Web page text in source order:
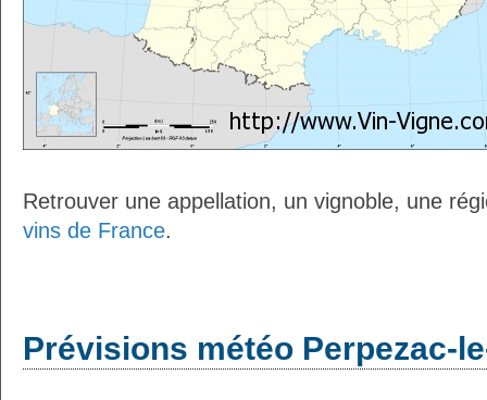
Retrouver une appellation, un vignoble, une
vins de France.
Prévisions météo Perpezac-